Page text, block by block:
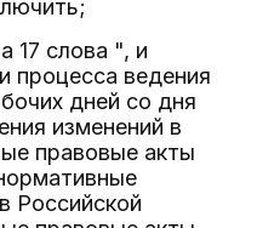
17 слова ", и
процесса ведения
дней со дня
изменений в
правовые акты
Российской